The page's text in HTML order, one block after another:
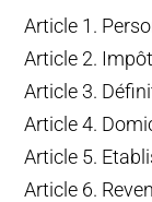
Article 1.
Article 2.
Article 3.
Article 4.
Article 5.
Article 6.